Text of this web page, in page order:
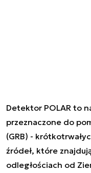
Detektor POLAR to
przeznaczone do
(GRB) -
źródeł, które
odległościach od